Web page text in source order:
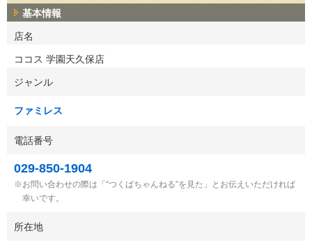
基本情報
店名
ココス 学園天久保店
ジャンル
ファミレス
電話番号
029-850-1904
お問い合わせの際は「“つくばちゃんねる”を見た」とお伝えいただければ
幸いです。
所在地